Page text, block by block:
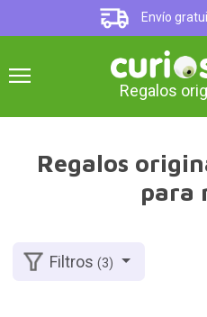
Envío
Regalos
Regalos
para
Filtros(3)